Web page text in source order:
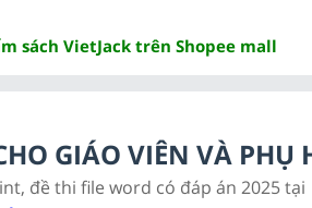
sách VietJack trên Shopee mall
GIÁO VIÊN VÀ PHỤ
đề thi file word có đáp án 2025 tại